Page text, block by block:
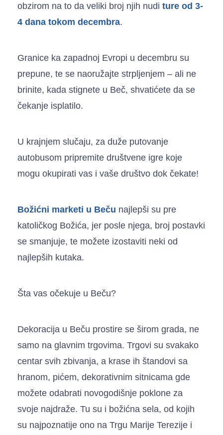
obzirom na to da veliki broj njih nudi ture od 3-
4 dana tokom decembra.
Granice ka zapadnoj Evropi u decembru su
prepune, te se naoružajte strpljenjem – ali ne
brinite, kada stignete u Beč, shvatićete da se
čekanje isplatilo.
U krajnjem slučaju, za duže putovanje
autobusom pripremite društvene igre koje
mogu okupirati vas i vaše društvo dok čekate!
Božićni marketi u Beču najlepši su pre
katoličkog Božića, jer posle njega, broj postavki
se smanjuje, te možete izostaviti neki od
najlepših kutaka.
Šta vas očekuje u Beču?
Dekoracija u Beču prostire se širom grada, ne
samo na glavnim trgovima. Trgovi su svakako
centar svih zbivanja, a krase ih štandovi sa
hranom, pićem, dekorativnim sitnicama gde
možete odabrati novogodišnje poklone za
svoje najdraže. Tu su i božićna sela, od kojih
su najpoznatije ono na Trgu Marije Terezije i